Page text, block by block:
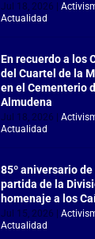
Jul 18, 2026 |
Actualidad
En recuerdo a los
del Cuartel de la
en el Cementerio
Almudena
Jul 18, 2026 |
Actualidad
85º aniversario de
partida de la
homenaje a los
Jul 15, 2026 |
Actualidad